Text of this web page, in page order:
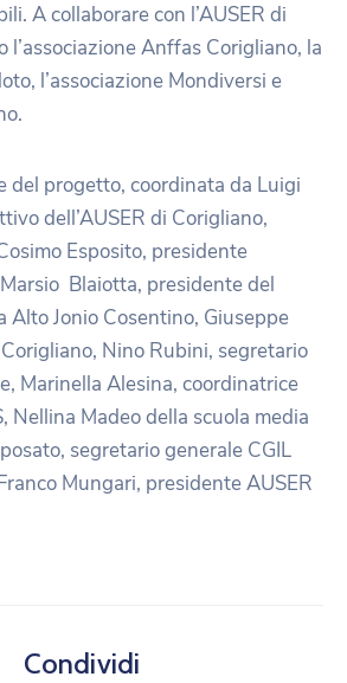
A collaborare con l’AUSER di
l’associazione Anffas Corigliano, la
l’associazione Mondiversi e
del progetto, coordinata da Luigi
dell’AUSER di Corigliano,
Esposito, presidente
Blaiotta, presidente del
Alto Jonio Cosentino, Giuseppe
Nino Rubini, segretario
Marinella Alesina, coordinatrice
Nellina Madeo della scuola media
segretario generale CGIL
Mungari, presidente AUSER
Condividi